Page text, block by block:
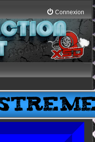
Connexion